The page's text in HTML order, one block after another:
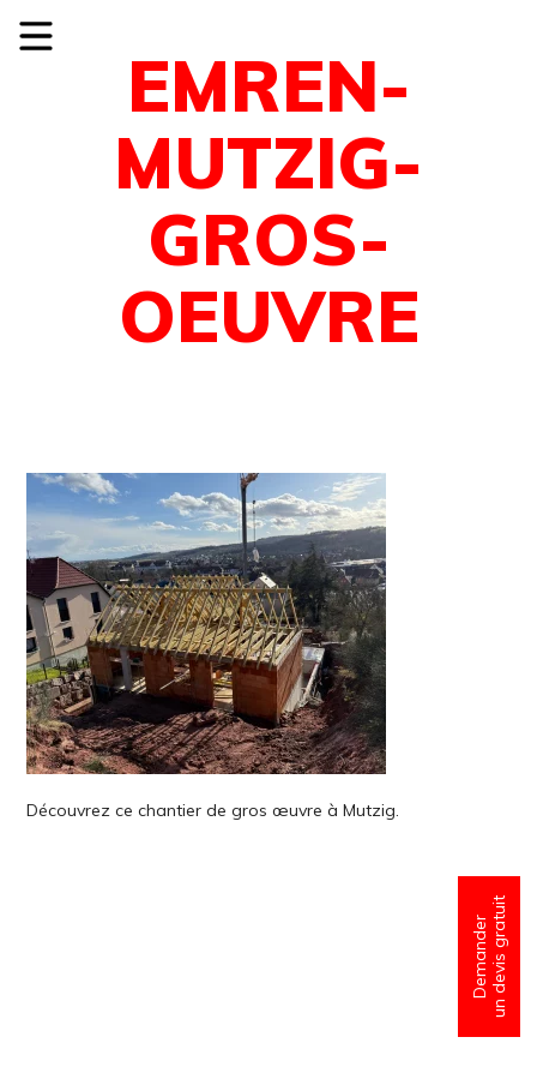
Demanderun devis gratuit
EMREN-
MUTZIG-
GROS-
OEUVRE
Découvrez ce chantier de gros œuvre à Mutzig.